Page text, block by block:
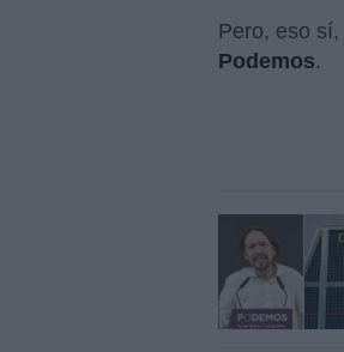
Pero, eso
Podemos.